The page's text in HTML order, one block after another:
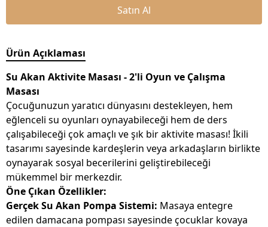
Satın Al
Ürün Açıklaması
Su Akan Aktivite Masası - 2'li Oyun ve Çalışma
Masası
Çocuğunuzun yaratıcı dünyasını destekleyen, hem
eğlenceli su oyunları oynayabileceği hem de ders
çalışabileceği çok amaçlı ve şık bir aktivite masası! İkili
tasarımı sayesinde kardeşlerin veya arkadaşların birlikte
oynayarak sosyal becerilerini geliştirebileceği
mükemmel bir merkezdir.
Öne Çıkan Özellikler:
Gerçek Su Akan Pompa Sistemi: Masaya entegre
edilen damacana pompası sayesinde çocuklar kovaya